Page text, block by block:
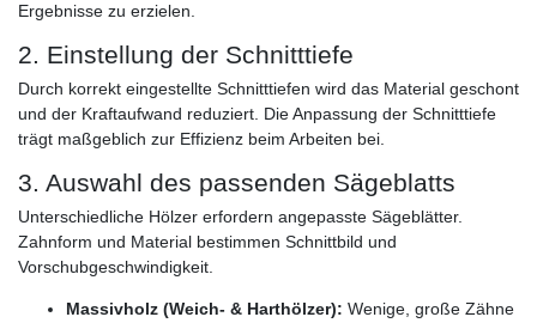
Ergebnisse zu erzielen.
2. Einstellung der Schnitttiefe
Durch korrekt eingestellte Schnitttiefen wird das Material geschont
und der Kraftaufwand reduziert. Die Anpassung der Schnitttiefe
trägt maßgeblich zur Effizienz beim Arbeiten bei.
3. Auswahl des passenden Sägeblatts
Unterschiedliche Hölzer erfordern angepasste Sägeblätter.
Zahnform und Material bestimmen Schnittbild und
Vorschubgeschwindigkeit.
Massivholz (Weich- & Harthölzer): Wenige, große Zähne